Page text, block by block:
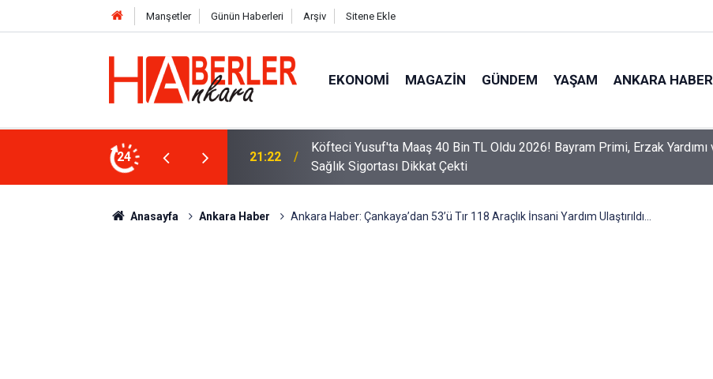
Manşetler Günün Haberleri Arşiv Sitene Ekle
EKONOMI MAGAZIN GÜNDEM YAŞAM ANKARA HABER
24
2026! Bayram Primi, Erzak Yardımı ve
12:33 Sürücüler Dikkat! Yeni Dönemde 3 İhlal Ehliyet İptaline Neden Olacak
Anasayfa Ankara Haber Ankara Haber: Çankaya’dan 53’ü Tır 118 Araçlık İnsani Yardım Ulaştırıldı...